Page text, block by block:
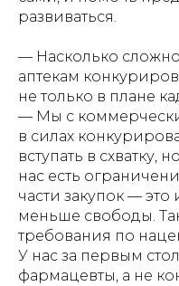
развиваться.
— Насколько
аптекам
не только в плане
— Мы с
в силах
вступать в схватку,
нас есть
части закупок —
меньше свободы.
требования по
У нас за первым
фармацевты, а не